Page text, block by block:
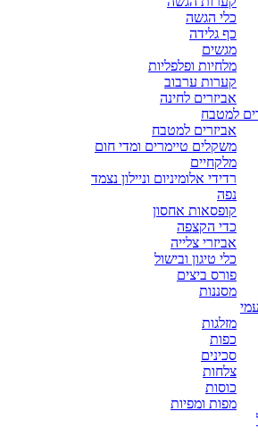
כלי הגשה
כף גלידה
מגשים
מלחיות ופלפליות
קערות ערבוב
אביזרים לחינה
למטבח
אביזרים למטבח
משקלים טיימרים ומדי חום
מלקחיים
רדידי אלומיניום וניילון נצמד
נפה
קופסאות אחסון
כדי הקצפה
אביזרי צלייה
כלי טיגון ובישול
פורס ביצים
מסננות
מזלגות
כפות
סכינים
צלחות
כוסות
מפות ומפיות